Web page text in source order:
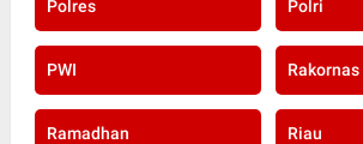
Polres Polri
PWI Rakornas
Ramadhan Riau